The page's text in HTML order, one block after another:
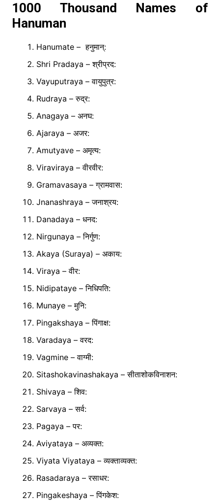
1000 Thousand Names of
Hanuman
Hanumate – हनुमान्:
Shri Pradaya – श्रीप्रद:
Vayuputraya – वायुपुत्र:
Rudraya – रुद्र:
Anagaya – अनघ:
Ajaraya – अजर:
Amutyave – अमृत्य:
Viraviraya – वीरवीर:
Gramavasaya – ग्रामवास:
Jnanashraya – जनाश्रय:
Danadaya – धनद:
Nirgunaya – निर्गुण:
Akaya (Suraya) – अकाय:
Viraya – वीर:
Nidipataye – निधिपति:
Munaye – मुनि:
Pingakshaya – पिंगाक्ष:
Varadaya – वरद:
Vagmine – वाग्मी:
Sitashokavinashakaya – सीताशोकविनाशन:
Shivaya – शिव:
Sarvaya – सर्व:
Pagaya – पर:
Aviyataya – अव्यक्त:
Viyata Viyataya – व्यक्ताव्यक्त:
Rasadaraya – रसाधर:
Pingakeshaya – पिंगकेश: